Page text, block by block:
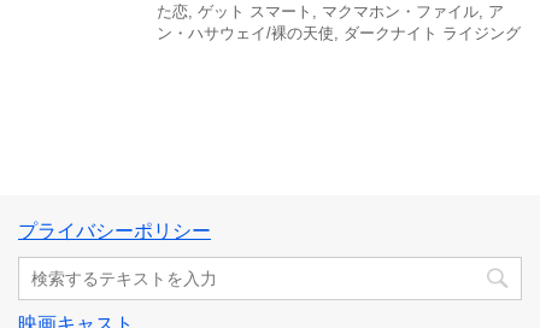
た恋 ゲット スマート マクマホン・ファイル ア
ン・ハサウェイ/裸の天使
ダークナイト ライジング
プライバシーポリシー
映画キャスト